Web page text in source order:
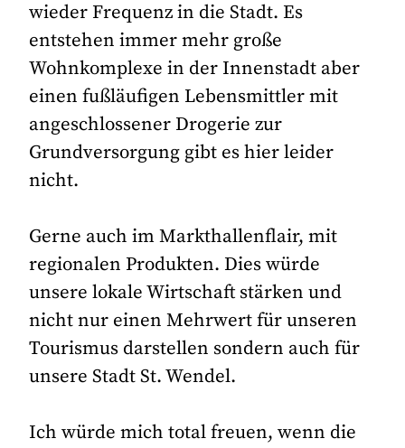
wieder Frequenz in die Stadt. Es
entstehen immer mehr große
Wohnkomplexe in der Innenstadt aber
einen fußläufigen Lebensmittler mit
angeschlossener Drogerie zur
Grundversorgung gibt es hier leider
nicht.
Gerne auch im Markthallenflair, mit
regionalen Produkten. Dies würde
unsere lokale Wirtschaft stärken und
nicht nur einen Mehrwert für unseren
Tourismus darstellen sondern auch für
unsere Stadt St. Wendel.
Ich würde mich total freuen, wenn die